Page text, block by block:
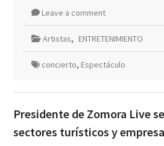
Leave a comment
Artistas, ENTRETENIMIENTO
concierto, Espectáculo
Presidente de Zomora Live
sectores turísticos y